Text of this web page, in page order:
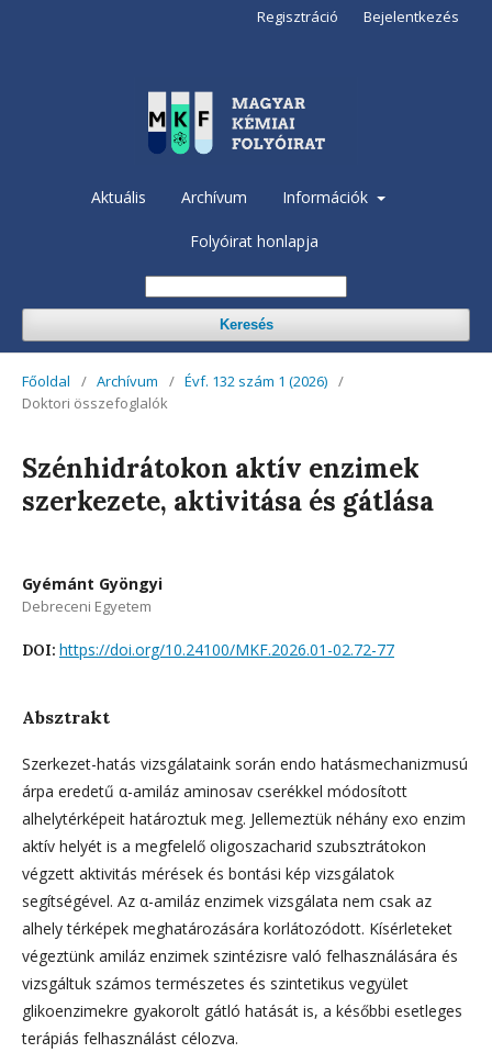
Aktuális Archívum Információk
Folyóirat honlapja
Keresés
Regisztráció Bejelentkezés
Főoldal / Archívum / Évf. 132 szám 1 (2026) /
Doktori összefoglalók
Szénhidrátokon aktív enzimek
szerkezete, aktivitása és gátlása
Gyémánt Gyöngyi
Debreceni Egyetem
DOI: https://doi.org/10.24100/MKF.2026.01-02.72-77
Absztrakt
Szerkezet-hatás vizsgálataink során endo hatásmechanizmusú
árpa eredetű α-amiláz aminosav cserékkel módosított
alhelytérképeit határoztuk meg. Jellemeztük néhány exo enzim
aktív helyét is a megfelelő oligoszacharid szubsztrátokon
végzett aktivitás mérések és bontási kép vizsgálatok
segítségével. Az α-amiláz enzimek vizsgálata nem csak az
alhely térképek meghatározására korlátozódott. Kísérleteket
végeztünk amiláz enzimek szintézisre való felhasználására és
vizsgáltuk számos természetes és szintetikus vegyület
glikoenzimekre gyakorolt gátló hatását is, a későbbi esetleges
terápiás felhasználást célozva.